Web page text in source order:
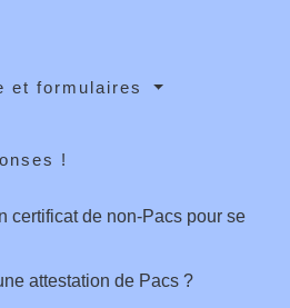
et formulaires
!
certificat de non-Pacs pour se
attestation de Pacs ?